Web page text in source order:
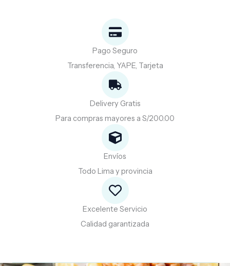
Pago Seguro
Transferencia, YAPE, Tarjeta
Delivery Gratis
Para compras mayores a S/200.00
Envíos
Todo Lima y provincia
Excelente Servicio
Calidad garantizada